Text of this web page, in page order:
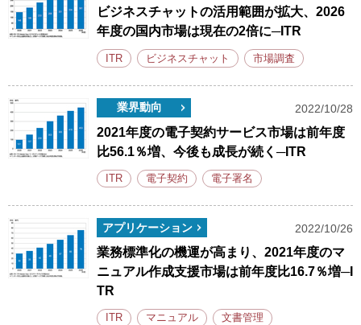
ビジネスチャットの活用範囲が拡大、2026
年度の国内市場は現在の2倍に─ITR
ITR ビジネスチャット 市場調査
業界動向 2022/10/28
2021年度の電子契約サービス市場は前年度
比56.1％増、今後も成長が続く─ITR
ITR 電子契約 電子署名
アプリケーション 2022/10/26
業務標準化の機運が高まり、2021年度のマ
ニュアル作成支援市場は前年度比16.7％増─I
TR
ITR マニュアル 文書管理